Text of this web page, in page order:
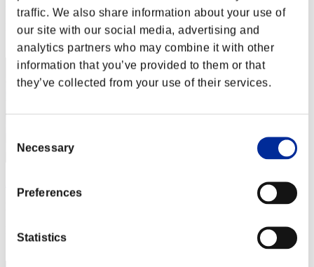
traffic. We also share information about your use of
our site with our social media, advertising and
analytics partners who may combine it with other
information that you’ve provided to them or that
they’ve collected from your use of their services.
Selection
Necessary
Preferences
Statistics
Punteggio: -
Posizione
Posizione
3